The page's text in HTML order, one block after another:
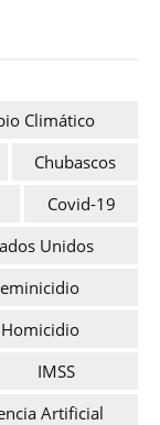
Climático
Chubascos
Covid-19
Unidos
Homicidio
IMSS
Artificial